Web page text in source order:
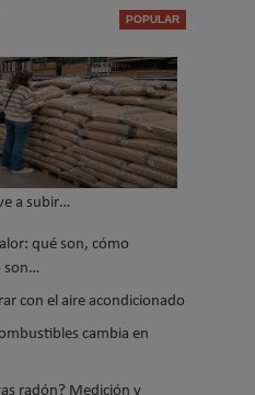
a subir…
qué son, cómo
son…
con el aire acondicionado
cambia en
radón? Medición y